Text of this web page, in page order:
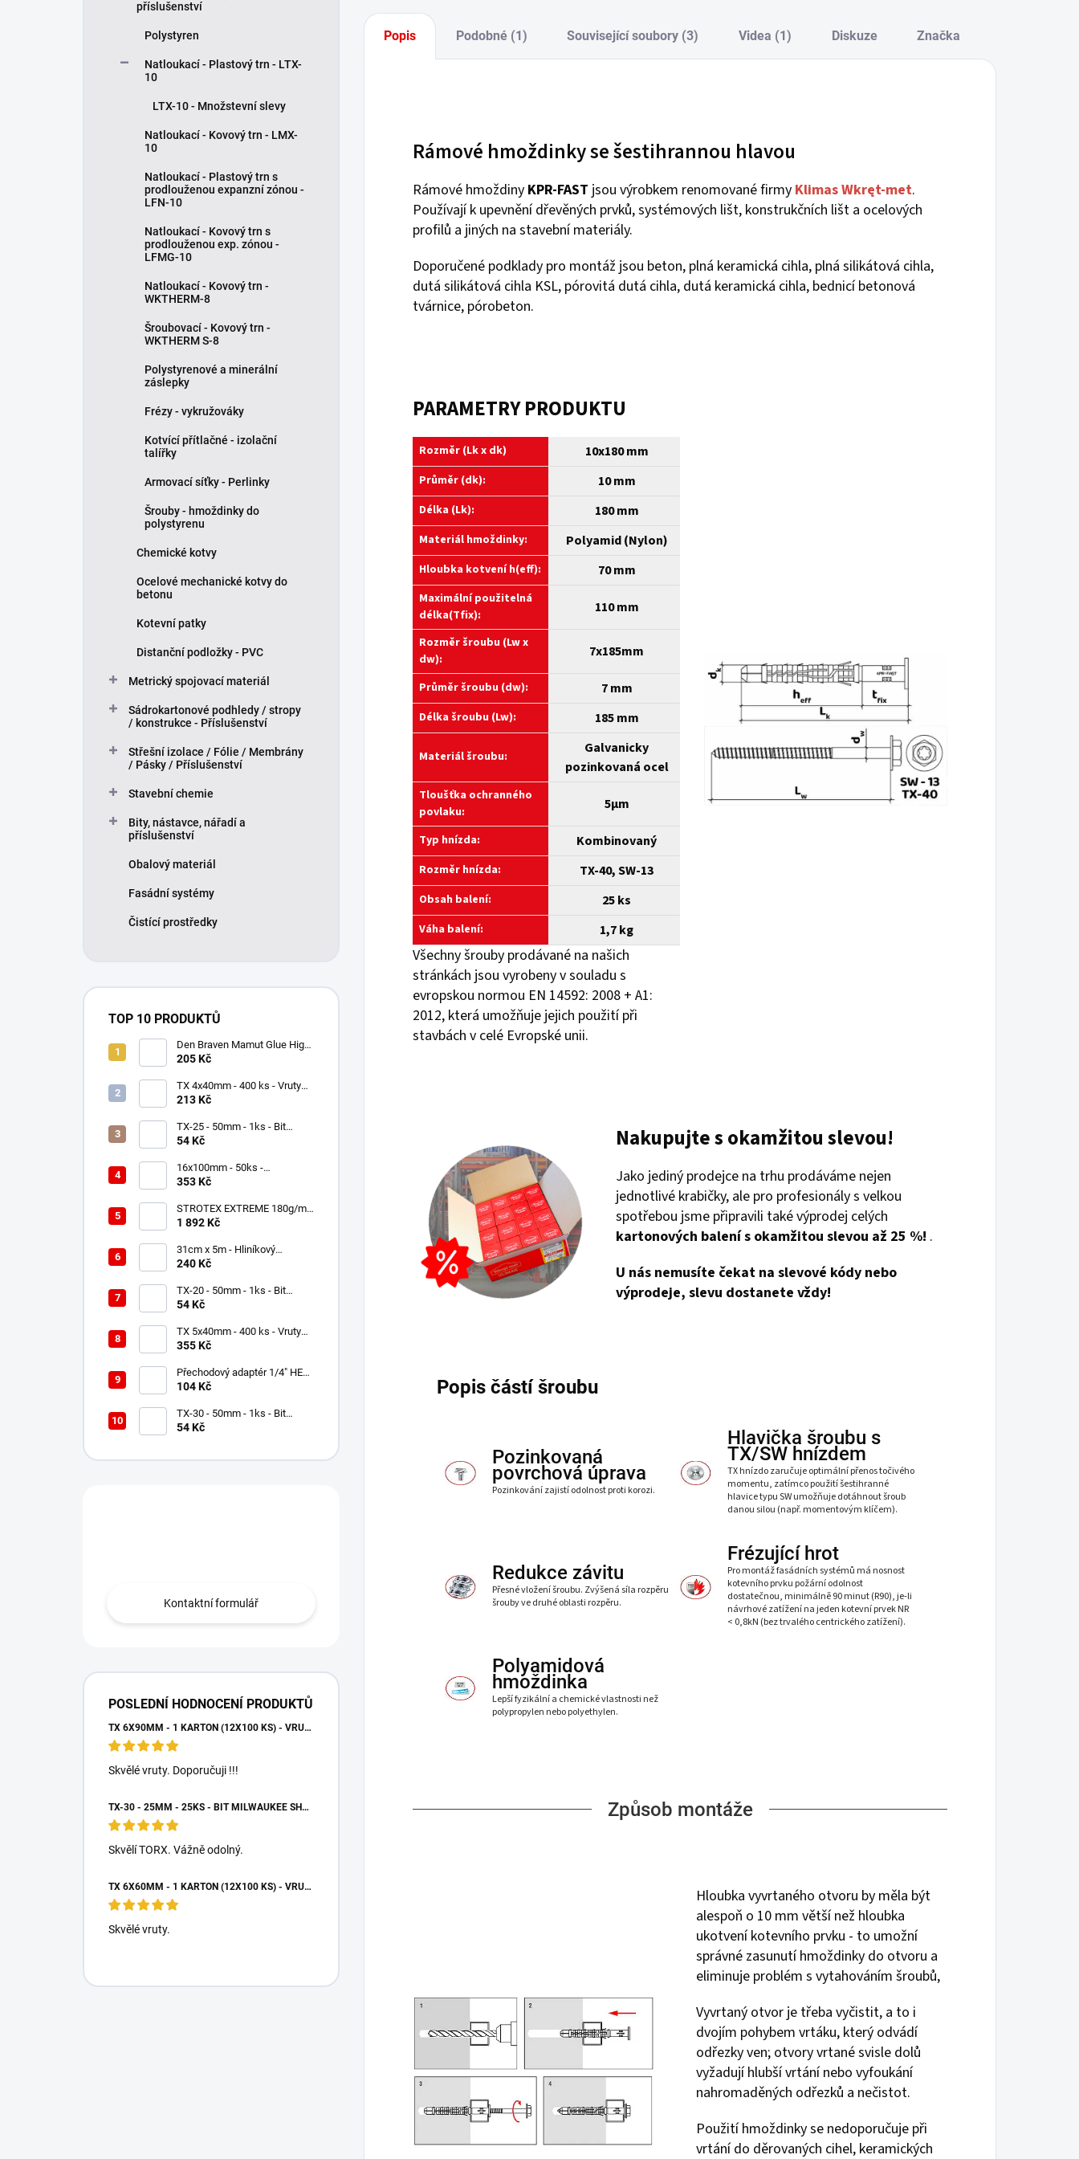
příslušenství
Polystyren
Natloukací - Plastový trn - LTX-
10
LTX-10 - Množstevní slevy
Natloukací - Kovový trn - LMX-
10
Natloukací - Plastový trn s
prodlouženou expanzní zónou -
LFN-10
Natloukací - Kovový trn s
prodlouženou exp. zónou -
LFMG-10
Natloukací - Kovový trn -
WKTHERM-8
Šroubovací - Kovový trn -
WKTHERM S-8
Polystyrenové a minerální
záslepky
Frézy - vykružováky
Kotvící přítlačné - izolační
talířky
Armovací síťky - Perlinky
Šrouby - hmoždinky do
polystyrenu
Chemické kotvy
Ocelové mechanické kotvy do
betonu
Kotevní patky
Distanční podložky - PVC
Metrický spojovací materiál
Sádrokartonové podhledy / stropy
/ konstrukce - Příslušenství
Střešní izolace / Fólie / Membrány
/ Pásky / Příslušenství
Stavební chemie
Bity, nástavce, nářadí a
příslušenství
Obalový materiál
Fasádní systémy
Čistící prostředky
TOP 10 PRODUKTŮ
Den Braven Mamut Glue High
Tack 290 ml bílý
205 Kč
TX 4x40mm - 400 ks - Vruty
do dřeva se zápustnou hlavou,
213 Kč
TX-25 - 50mm - 1ks - Bit
Milwaukee Shockwave TORX
54 Kč
16x100mm - 50ks -
Univerzální hmoždinky -
353 Kč
STROTEX EXTREME 180g/m2
- Střešní fólie / membrána
1 892 Kč
31cm x 5m - Hliníkový
hřebenový pás - Černá RAL
240 Kč
TX-20 - 50mm - 1ks - Bit
Milwaukee Shockwave TORX
54 Kč
TX 5x40mm - 400 ks - Vruty
do dřeva s talířovou hlavou,
355 Kč
Přechodový adaptér 1/4" HEX
na 1/2" čtyřhran - Milwaukee
104 Kč
TX-30 - 50mm - 1ks - Bit
Milwaukee Shockwave TORX
54 Kč
Kontaktní formulář
POSLEDNÍ HODNOCENÍ PRODUKTŮ
TX 6X90MM - 1 KARTON (12X100 KS) - VRUTY DO DŘEVA S TALÍŘOVOU HLAVOU, WKCP
Skvělé vruty. Doporučuji !!!
TX-30 - 25MM - 25KS - BIT MILWAUKEE SHOCKWAVE TORX
Skvělí TORX. Vážně odolný.
TX 6X60MM - 1 KARTON (12X100 KS) - VRUTY DO DŘEVA S TALÍŘOVOU HLAVOU, WKCP
Skvělé vruty.
Popis Podobné (1) Související soubory (3) Videa (1) Diskuze Značka
Rámové hmoždinky se šestihrannou hlavou
Rámové hmoždiny KPR-FAST jsou výrobkem renomované firmy Klimas Wkręt-met.
Používají k upevnění dřevěných prvků, systémových lišt, konstrukčních lišt a ocelových
profilů a jiných na stavební materiály.
Doporučené podklady pro montáž jsou beton, plná keramická cihla, plná silikátová cihla,
dutá silikátová cihla KSL, pórovitá dutá cihla, dutá keramická cihla, bednicí betonová
tvárnice, pórobeton.
PARAMETRY PRODUKTU
Rozměr (Lk x dk) 10x180 mm
Průměr (dk): 10 mm
Délka (Lk): 180 mm
Materiál hmoždinky: Polyamid (Nylon)
Hloubka kotvení h(eff): 70 mm
Maximální použitelná
délka(Tfix):
110 mm
Rozměr šroubu (Lw x
dw):
7x185mm
Průměr šroubu (dw): 7 mm
Délka šroubu (Lw): 185 mm
Materiál šroubu:
Galvanicky
pozinkovaná ocel
Tloušťka ochranného
povlaku:
5µm
Typ hnízda: Kombinovaný
Rozměr hnízda: TX-40, SW-13
Obsah balení: 25 ks
Váha balení: 1,7 kg
Všechny šrouby prodávané na našich
stránkách jsou vyrobeny v souladu s
evropskou normou EN 14592: 2008 + A1:
2012, která umožňuje jejich použití při
stavbách v celé Evropské unii.
Nakupujte s okamžitou slevou!
Jako jediný prodejce na trhu prodáváme nejen
jednotlivé krabičky, ale pro profesionály s velkou
spotřebou jsme připravili také výprodej celých
kartonových balení s okamžitou slevou až 25 %! .
U nás nemusíte čekat na slevové kódy nebo
výprodeje, slevu dostanete vždy!
Popis částí šroubu
Pozinkovaná
povrchová úprava
Pozinkování zajistí odolnost proti korozi.
Hlavička šroubu s
TX/SW hnízdem
TX hnízdo zaručuje optimální přenos točivého
momentu, zatímco použití šestihranné
hlavice typu SW umožňuje dotáhnout šroub
danou silou (např. momentovým klíčem).
Redukce závitu
Přesné vložení šroubu. Zvýšená síla rozpěru
šrouby ve druhé oblasti rozpěru.
Frézující hrot
Pro montáž fasádních systémů má nosnost
kotevního prvku požární odolnost
dostatečnou, minimálně 90 minut (R90), je-li
návrhové zatížení na jeden kotevní prvek NR
< 0,8kN (bez trvalého centrického zatížení).
Polyamidová
hmoždinka
Lepší fyzikální a chemické vlastnosti než
polypropylen nebo polyethylen.
Způsob montáže
Hloubka vyvrtaného otvoru by měla být
alespoň o 10 mm větší než hloubka
ukotvení kotevního prvku - to umožní
správné zasunutí hmoždinky do otvoru a
eliminuje problém s vytahováním šroubů,
Vyvrtaný otvor je třeba vyčistit, a to i
dvojím pohybem vrtáku, který odvádí
odřezky ven; otvory vrtané svisle dolů
vyžadují hlubší vrtání nebo vyfoukání
nahromaděných odřezků a nečistot.
Použití hmoždinky se nedoporučuje při
vrtání do děrovaných cihel, keramických